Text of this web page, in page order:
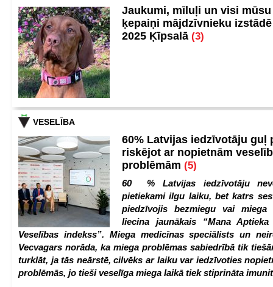
Jaukumi, mīluļi un visi
ķepaiņi mājdzīvnieku
2025 Ķīpsalā (3)
VESELĪBA
60% Latvijas iedzīvotāju guļ
riskējot ar nopietnām
problēmām (5)
60 % Latvijas iedzīvotāju
pietiekami ilgu laiku, bet katrs
piedzīvojis bezmiegu vai miega
liecina jaunākais “Mana
Veselības indekss”. Miega medicīnas speciālists un
Vecvagars norāda, ka miega problēmas sabiedrībā tik
turklāt, ja tās neārstē, cilvēks ar laiku var iedzīvoties
problēmās, jo tieši veselīga miega laikā tiek stiprināta